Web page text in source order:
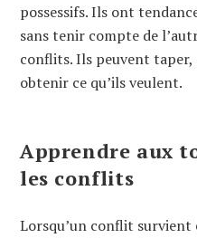
possessifs. Ils ont
sans tenir compte de
conflits. Ils peuvent
obtenir ce qu’ils veulent.
Apprendre aux
les conflits
Lorsqu’un conflit